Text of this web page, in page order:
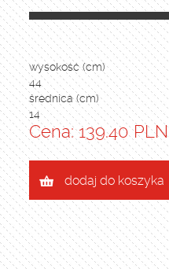
wysokość (cm)
44
średnica (cm)
14
Cena: 139.40 PLN
dodaj do koszyka